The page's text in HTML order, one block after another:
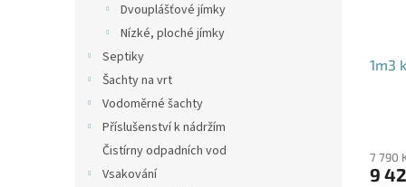
Dvouplášťové jímky
Nízké, ploché jímky
Septiky
Šachty na vrt
Vodoměrné šachty
Příslušenství k nádržím
Čistírny odpadních vod
Vsakování
1m3
7 790
9